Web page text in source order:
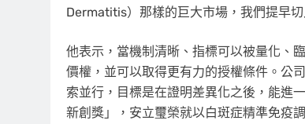
Dermatitis）那樣的巨大市場，我們提早
他表示，當機制清晰、指標可以被量化、
價權，並可以取得更有力的授權條件。公
索並行，目標是在證明差異化之後，能進
新創獎」，安立璽榮就以白斑症精準免疫